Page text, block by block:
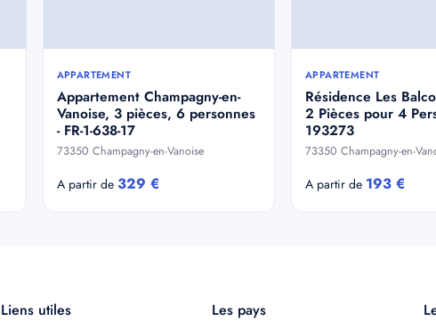
APPARTEMENT
Appartement Champagny-en-
Vanoise, 3 pièces, 6 personnes
- FR-1-638-17
73350 Champagny-en-Vanoise
A partir de 329 €
APPARTEMENT
Résidence Les
2 Pièces pour 4
193273
73350 Champagny-en-
A partir de 193 €
Liens utiles Les pays